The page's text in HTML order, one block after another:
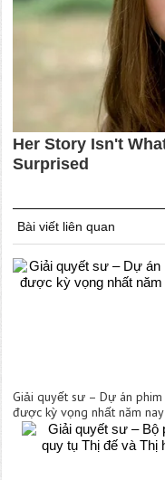
Bài viết liên quan
Giải quyết sư – Dự án phim
được kỳ vọng nhất năm nay